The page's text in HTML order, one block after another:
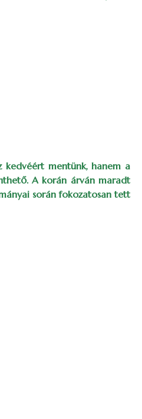
kedvéért mentünk, hanem a
A korán árván maradt
során fokozatosan tett